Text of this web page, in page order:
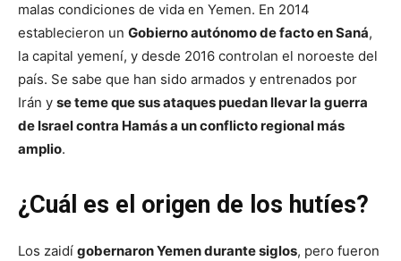
malas condiciones de vida en Yemen. En 2014
establecieron un Gobierno autónomo de facto en Saná,
la capital yemení, y desde 2016 controlan el noroeste del
país. Se sabe que han sido armados y entrenados por
Irán y se teme que sus ataques puedan llevar la guerra
de Israel contra Hamás a un conflicto regional más
amplio.
¿Cuál es el origen de los hutíes?
Los zaidí gobernaron Yemen durante siglos, pero fueron